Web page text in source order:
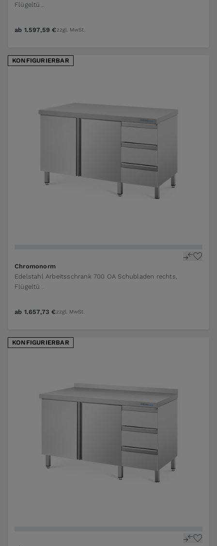
Flügeltü...
ab 1.597,59 €zzgl. MwSt.
KONFIGURIERBAR
Chromonorm
Edelstahl Arbeitsschrank 700 OA Schubladen rechts,
Flügeltü...
The price depends on the options chosen on the
ab 1.657,73 €zzgl. MwSt.
KONFIGURIERBAR